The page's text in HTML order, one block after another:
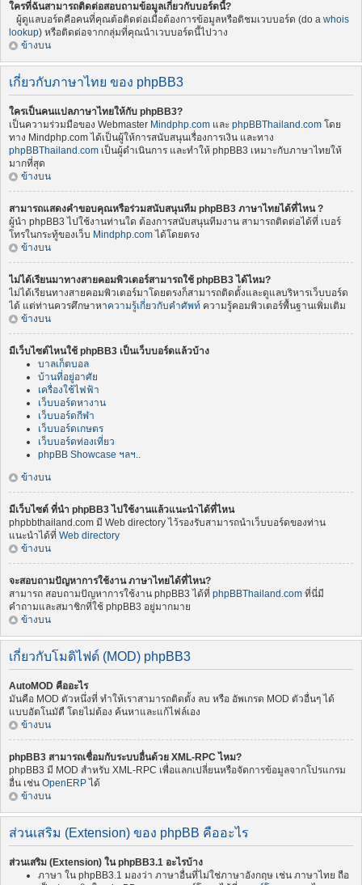
ใครที่ฉันสามารถติดต่อสอบถามข้อมูลเกี่ยวกับบอร์ดนี้?
ผู้ดูแลบอร์ดคือคนที่คุณต้อติดต่อเมื่อต้องการข้อมูลหรือติชมเวบบอร์ด (do a whois
lookup) หรือติดต่อจากกลุ่มที่คุณนำเวบบอร์ดนี้ไปวาง
ข้างบน
เกี่ยวกับภาษาไทย ของ phpBB3
ใครเป็นคนแปลภาษาไทยให้กับ phpBB3?
เป็นความร่วมมือของ Webmaster Mindphp.com และ phpBBThailand.com โดย
ทาง Mindphp.com ได้เป็นผู้ให้การสนับสนุนเรื่องการเงิน และทาง
phpBBThailand.com เป็นผู้ดำเนินการ และทำให้ phpBB3 เหมาะกับภาษาไทยให้
มากที่สุด
ข้างบน
สามารถแสดงคำขอบคุณหรือร่วมสนับสนุนทีม phpBB3 ภาษาไทยได้ที่ไหน ?
ผู้นำ phpBB3 ไปใช้งานท่านใด ต้องการสนับสนุนทีมงาน สามารถติดต่อได้ที่ เบอร์
โทรในกระทู้ของเว็บ Mindphp.com ได้โดยตรง
ข้างบน
ไม่ได้เรียนมาทางสายคอมพิวเตอร์สามารถใช้ phpBB3 ได้ไหม?
ไม่ได้เรียนทางสายคอมพิวเตอร์มาโดยตรงก็สามารถติดตั้งและดูแลบริหารเว็บบอร์ด
ได้ แต่ท่านควรศึกษาหาความรู้เกี่ยวกับคำศัพท์ ความรู้คอมพิวเตอร์พื้นฐานเพิ่มเติม
ข้างบน
มีเว็บไซต์ไหนใช้ phpBB3 เป็นเว็บบอร์ดแล้วบ้าง
บาลเก็ตบอล
บ้านที่อยู่อาศัย
เครื่องใช้ไฟฟ้า
เว็บบอร์ดหางาน
เว็บบอร์ดกีฬา
เว็บบอร์ดเกษตร
เว็บบอร์ดท่องเที่ยว
phpBB Showcase ฯลฯ..
ข้างบน
มีเว็บไซต์ ที่นำ phpBB3 ไปใช้งานแล้วแนะนำได้ที่ไหน
phpbbthailand.com มี Web directory ไว้รองรับสามารถนำเว็บบอร์ดของท่าน
แนะนำได้ที่ Web directory
ข้างบน
จะสอบถามปัญหาการใช้งาน ภาษาไทยได้ที่ไหน?
สามารถ สอบถามปัญหาการใช้งาน phpBB3 ได้ที่ phpBBThailand.com ที่นี่มี
คำถามและสมาชิกที่ใช้ phpBB3 อยู่มากมาย
ข้างบน
เกี่ยวกับโมดิไฟด์ (MOD) phpBB3
AutoMOD คืออะไร
มันคือ MOD ตัวหนึ่งที่ ทำให้เราสามารถติดตั้ง ลบ หรือ อัพเกรด MOD ตัวอื่นๆ ได้
แบบอัตโนมัตื โดยไม่ต้อง ค้นหาและแก้ไฟล์เอง
ข้างบน
phpBB3 สามารถเชื่อมกับระบบอื่นด้วย XML-RPC ไหม?
phpBB3 มี MOD สำหรับ XML-RPC เพื่อแลกเปลี่ยนหรือจัดการข้อมูลจากโปรแกรม
อื่น เช่น OpenERP ได้
ข้างบน
ส่วนเสริม (Extension) ของ phpBB คืออะไร
ส่วนเสริม (Extension) ใน phpBB3.1 อะไรบ้าง
ภาษา ใน phpBB3.1 มองว่า ภาษาอื่นที่ไม่ใช่ภาษาอังกฤษ เช่น ภาษาไทย ถือ